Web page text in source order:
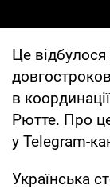
Це
в
Рютте. Про
у Telegram-
Українська